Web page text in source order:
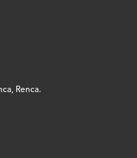
Renca.